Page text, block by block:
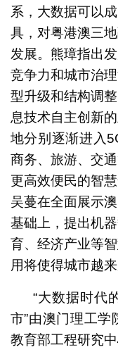
系，大数据可以
具，对粤港澳三
发展。熊璋指出
竞争力和城市治
型升级和结构调
息技术自主创新
地分别逐渐进入
商务、旅游、交
更高效便民的智
吴蔓在全面展示
基础上，提出机
育、经济产业等
用将使得城市越来
“大数据时代
市”由澳门理工
教育部工程研究